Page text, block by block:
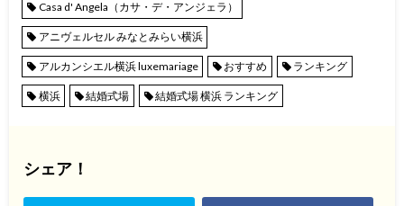
Casa d' Angela（カサ・デ・アンジェラ）
アニヴェルセル みなとみらい横浜
アルカンシエル横浜 luxemariage おすすめ ランキング
横浜 結婚式場 結婚式場 横浜 ランキング
シェア！